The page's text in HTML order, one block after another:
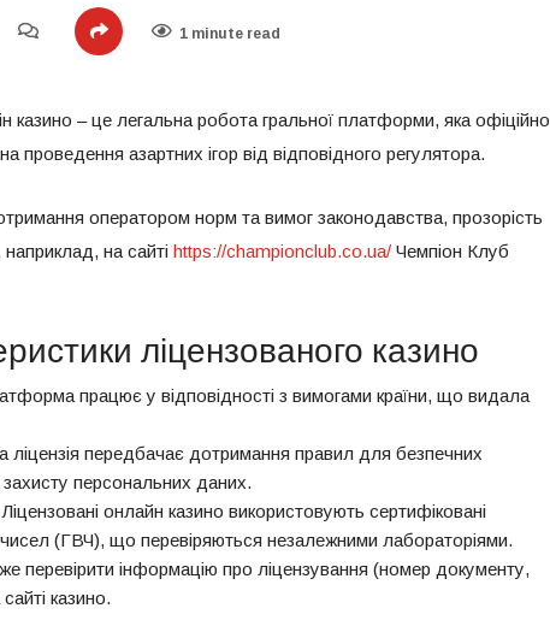
1 minute read
казино – це легальна робота гральної платформи, яка офіційно
проведення азартних ігор від відповідного регулятора.
оператором норм та вимог законодавства, прозорість
наприклад, на сайті https://championclub.co.ua/ Чемпіон Клуб
ліцензованого казино
працює у відповідності з вимогами країни, що видала
ліцензія передбачає дотримання правил для безпечних
персональних даних.
онлайн казино використовують сертифіковані
(ГВЧ), що перевіряються незалежними лабораторіями.
перевірити інформацію про ліцензування (номер документу,
казино.